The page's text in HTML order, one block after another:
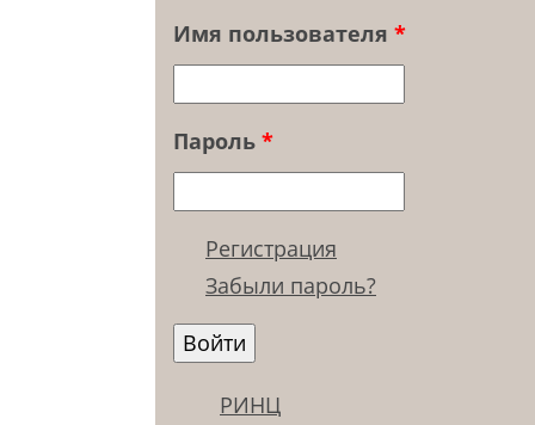
Имя пользователя *
Пароль *
Регистрация
Забыли пароль?
РИНЦ